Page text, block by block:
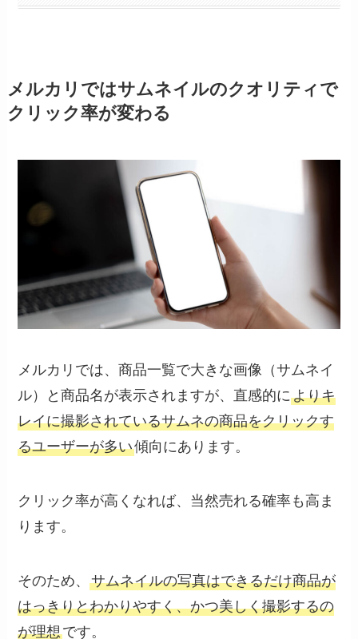
メルカリではサムネイルのクオリティで
クリック率が変わる
メルカリでは、商品一覧で大きな画像（サムネイ
ル）と商品名が表示されますが、直感的によりキ
レイに撮影されているサムネの商品をクリックす
るユーザーが多い傾向にあります。
クリック率が高くなれば、当然売れる確率も高ま
ります。
そのため、サムネイルの写真はできるだけ商品が
はっきりとわかりやすく、かつ美しく撮影するの
が理想です。